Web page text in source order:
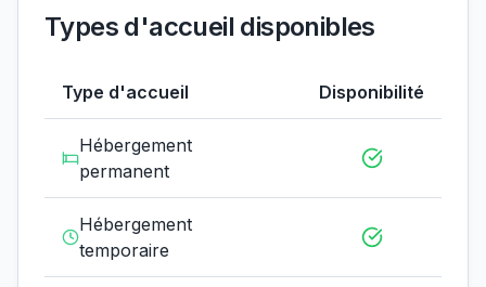
Types d'accueil disponibles
Type d'accueil Disponibilité
Hébergement
permanent
Hébergement
temporaire